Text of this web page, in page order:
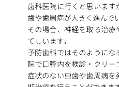
歯科医院に行くと思います
歯や歯周病が大きく進んで
その場合、神経を取る治療
てしいます。
予防歯科ではそのようにな
院で口腔内を検診・クリ
症状のない虫歯や歯周病